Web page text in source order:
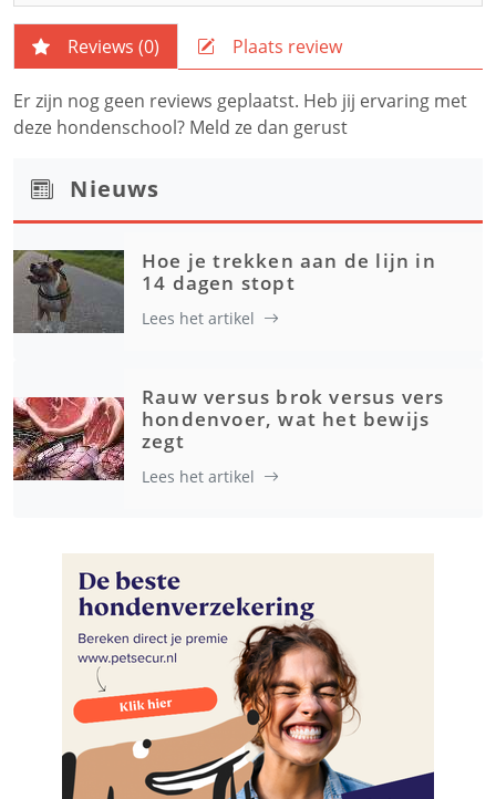
Reviews (0) Plaats review
Er zijn nog geen reviews geplaatst. Heb jij ervaring met
deze hondenschool? Meld ze dan gerust
Nieuws
Hoe je trekken aan de lijn in
14 dagen stopt
Lees het artikel
Rauw versus brok versus vers
hondenvoer, wat het bewijs
zegt
Lees het artikel